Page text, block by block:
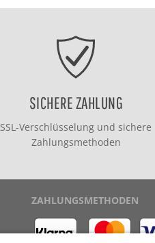
SICHERE ZAHLUNG
SSL-Verschlüsselung und sichere
Zahlungsmethoden
ZAHLUNGSMETHODEN